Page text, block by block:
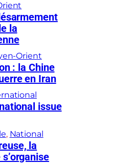
la
Orient
: la Chine
en Iran
issue
, National
la